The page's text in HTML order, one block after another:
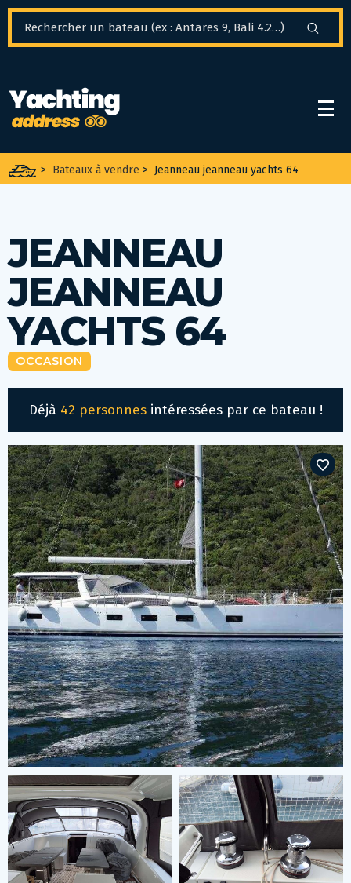
> Bateaux à vendre > Jeanneau jeanneau yachts 64
JEANNEAU
JEANNEAU
YACHTS 64
OCCASION
Déjà 42 personnesintéressées par ce bateau !
Panneau de gestion des cookies